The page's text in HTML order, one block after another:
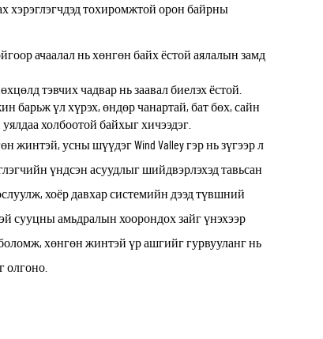
хэрэглэгчдэд тохиромжтой орон байрны
ачаалал нь хөнгөн байх ёстой аялалын замд
тэвчих чадвар нь заавал биелэх ёстой.
барьж үл хүрэх, өндөр чанартай, бат бөх, сайн
холбоотой байхыг хичээдэг.
жинтэй, усны шүүдэг Wind Valley гэр нь зүгээр л
үндсэн асуудлыг шийдвэрлэхэд тавьсан
хоёр давхар системийн дээд түвшний
сууцны амьдралын хоорондох зайг үнэхээр
хөнгөн жинтэй үр ашгийг гурвууланг нь
олгоно.